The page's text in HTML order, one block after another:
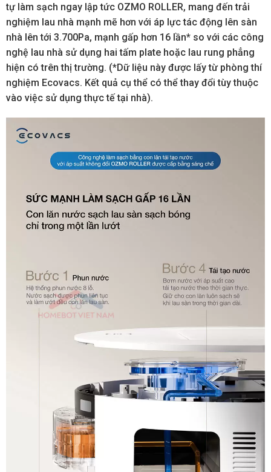
tự làm sạch ngay lập tức OZMO ROLLER, mang đến trải
nghiệm lau nhà mạnh mẽ hơn với áp lực tác động lên sàn
nhà lên tới 3.700Pa, mạnh gấp hơn 16 lần* so với các công
nghệ lau nhà sử dụng hai tấm plate hoặc lau rung phẳng
hiện có trên thị trường. (*Dữ liệu này được lấy từ phòng thí
nghiệm Ecovacs. Kết quả cụ thể có thể thay đổi tùy thuộc
vào việc sử dụng thực tế tại nhà).